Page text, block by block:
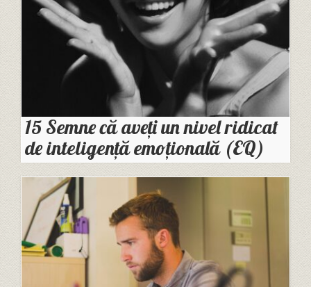
15 Semne că aveți un nivel ridicat
de inteligență emoțională (EQ)